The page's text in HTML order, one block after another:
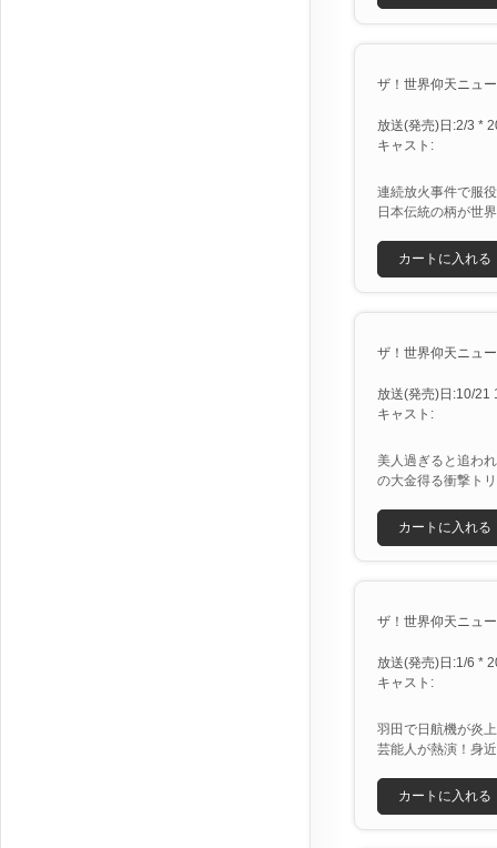
ザ！世界仰天ニュ
放送(発売)日:2/3 *
キャスト:
連続放火事件で服
日本伝統の柄が世
カートに入れる
ザ！世界仰天ニュ
放送(発売)日:10/21
キャスト:
美人過ぎると追わ
の大金得る衝撃ト
カートに入れる
ザ！世界仰天ニュ
放送(発売)日:1/6 *
キャスト:
羽田で日航機が炎
芸能人が熱演！身
カートに入れる